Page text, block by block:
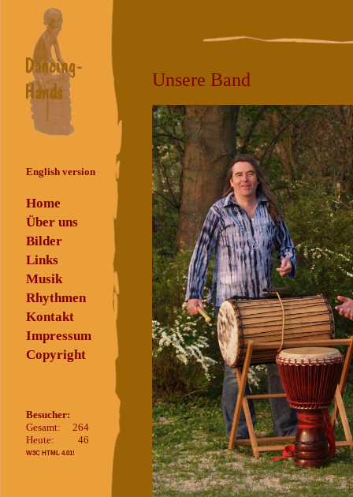
English version
Home
Über uns
Bilder
Links
Musik
Rhythmen
Kontakt
Impressum
Copyright
Besucher:
Gesamt:
264
Heute:
46
W3C HTML 4.01!
Unsere Band